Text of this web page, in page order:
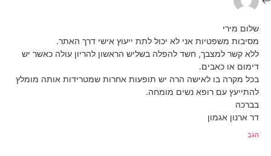
שלום מירי
מסיבות משפטיות אני לא יכול לתת ייעוץ אישי דרך האתר.
ללא קשר למצבך, חשד להפלה בשליש הראשון להריון עולה כאשר יש
דימום או כאבים.
בכל מקרה בו לאישה הרה יש תופעות אחרות שמטרידות אותה מומלץ
להתייעץ עם רופא נשים מומחה.
בברכה
דר ארנון אגמון
הגב